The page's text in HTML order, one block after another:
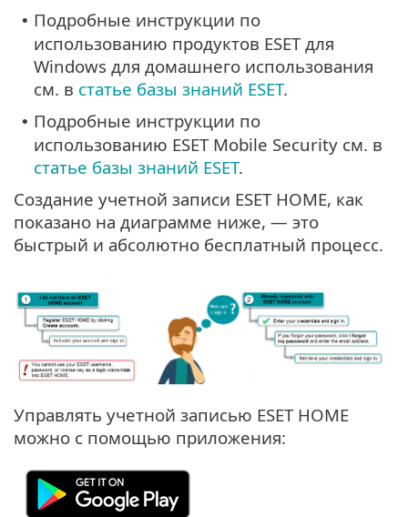
• Подробные инструкции по
использованию продуктов ESET для
Windows для домашнего использования
см. в статье базы знаний ESET.
• Подробные инструкции по
использованию ESET Mobile Security см. в
статье базы знаний ESET.
Создание учетной записи ESET HOME, как
показано на диаграмме ниже, — это
быстрый и абсолютно бесплатный процесс.
Управлять учетной записью ESET HOME
можно с помощью приложения: